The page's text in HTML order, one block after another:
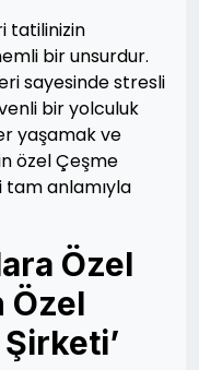
tatilinizin
bir unsurdur.
sayesinde stresli
bir yolculuk
yaşamak ve
özel Çeşme
anlamıyla
Özel
Özel